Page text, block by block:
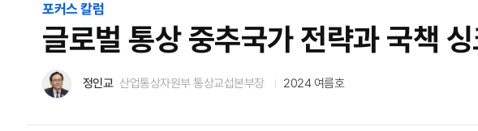
포커스 칼럼
글로벌 통상 중추국가 전략과 국책
정인교 산업통상자원부 통상교섭본부장 2024 여름호